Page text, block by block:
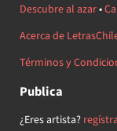
Descubre al azar•
Acerca de
Términos y
Publica
¿Eres artista?